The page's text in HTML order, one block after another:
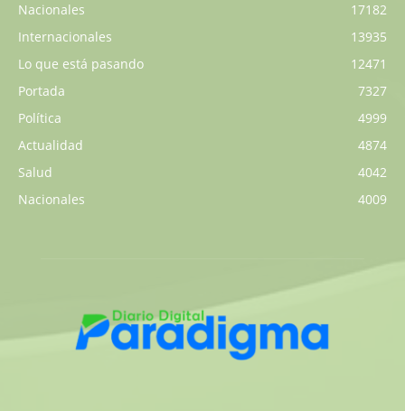
Nacionales
17182
Internacionales
13935
Lo que está pasando
12471
Portada
7327
Política
4999
Actualidad
4874
Salud
4042
Nacionales
4009